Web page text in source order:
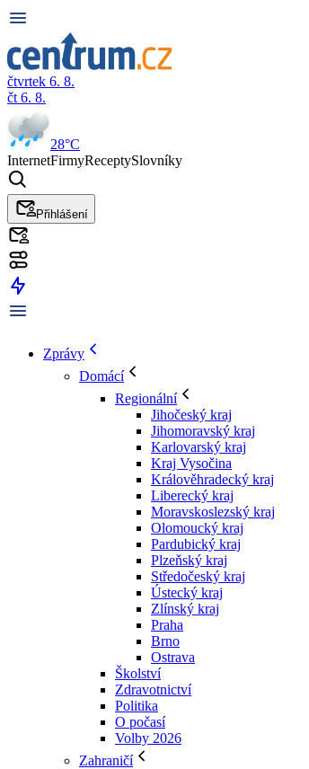
čtvrtek 6. 8.
čt 6. 8.
28°C
InternetFirmyReceptySlovníky
Přihlášení
Zprávy
Domácí
Regionální
Jihočeský kraj
Jihomoravský kraj
Karlovarský kraj
Kraj Vysočina
Králověhradecký kraj
Liberecký kraj
Moravskoslezský kraj
Olomoucký kraj
Pardubický kraj
Plzeňský kraj
Středočeský kraj
Ústecký kraj
Zlínský kraj
Praha
Brno
Ostrava
Školství
Zdravotnictví
Politika
O počasí
Volby 2026
Zahraničí